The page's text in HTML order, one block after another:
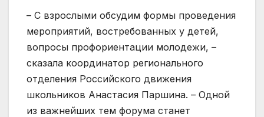
– С взрослыми обсудим формы проведения
мероприятий, востребованных у детей,
вопросы профориентации молодежи, –
сказала координатор регионального
отделения Российского движения
школьников Анастасия Паршина. – Одной
из важнейших тем форума станет